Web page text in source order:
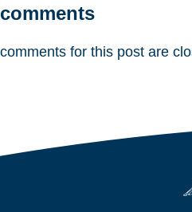
comments
comments for this post are